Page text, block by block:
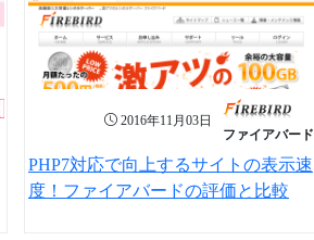
2016年11月03日
ファイアバード
PHP7対応で向上するサイトの表示速
度！ファイアバードの評価と比較